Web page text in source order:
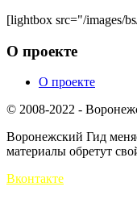
[lightbox src="/images/
О проекте
О проекте
© 2008-2022 -
Воронежский Гид
материалы обретут
Вконтакте